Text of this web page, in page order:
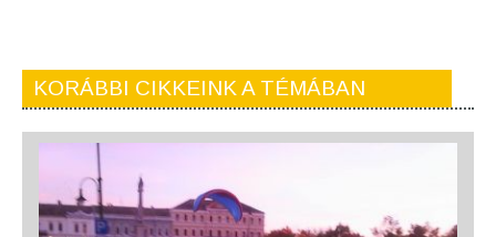
KORÁBBI CIKKEINK A TÉMÁBAN